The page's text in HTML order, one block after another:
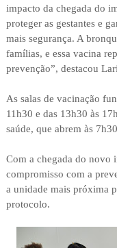
impacto da chegada do
proteger as gestantes e
mais segurança. A
famílias, e essa vacina
prevenção”, destacou
As salas de vacinação
11h30 e das 13h30 às
saúde, que abrem às
Com a chegada do novo
compromisso com a
a unidade mais próxima
protocolo.